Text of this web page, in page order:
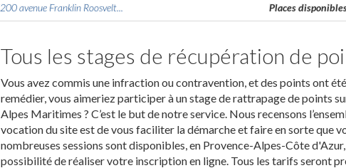
200 avenue Franklin Roosvelt...
Places
Tous les stages de récupération de
Vous avez commis une infraction ou contravention, et des points ont
remédier, vous aimeriez participer à un stage de rattrapage de points
Alpes Maritimes ? C’est le but de notre service. Nous recensons
vocation du site est de vous faciliter la démarche et faire en sorte que
nombreuses sessions sont disponibles, en Provence-Alpes-Côte
possibilité de réaliser votre inscription en ligne. Tous les tarifs seront